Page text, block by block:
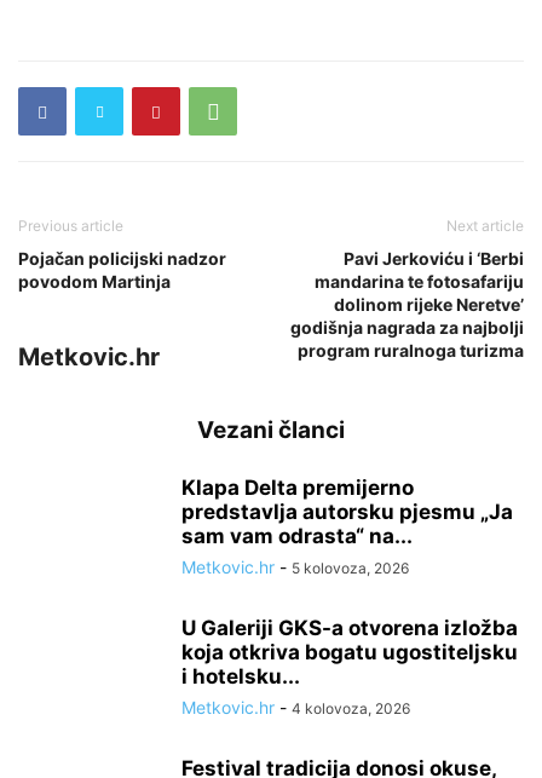
Previous article
Pojačan policijski nadzor
povodom Martinja
Next article
Pavi Jerkoviću i ‘Berbi
mandarina te fotosafariju
dolinom rijeke Neretve’
godišnja nagrada za najbolji
program ruralnoga turizma
Metkovic.hr
Vezani članci
Klapa Delta premijerno
predstavlja autorsku pjesmu „Ja
sam vam odrasta“ na...
Metkovic.hr - 5 kolovoza, 2026
U Galeriji GKS-a otvorena izložba
koja otkriva bogatu ugostiteljsku
i hotelsku...
Metkovic.hr - 4 kolovoza, 2026
Festival tradicija donosi okuse,